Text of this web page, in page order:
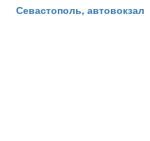
Севастополь, автовокзал